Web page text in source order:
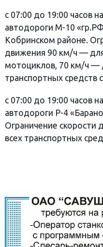
с 07:00 до 19:00 часов
автодороги М-10
Кобринском районе.
движения 90 км/ч —
мотоциклов, 70 км/ч —
транспортных средств
с 07:00 до 19:00 часов
автодороги Р-4
Ограничение
всех транспортных